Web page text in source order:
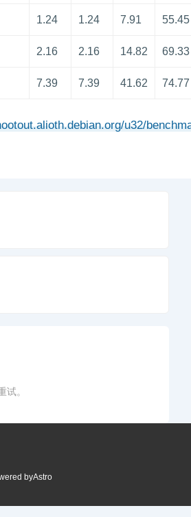
1.24 1.24 7.91 55.45
2.16 2.16 14.82 69.33
7.39 7.39 41.62 74.77
u32/
试。
byAstro